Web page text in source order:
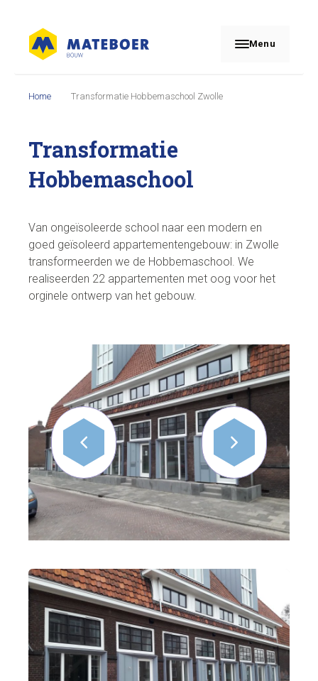
Menu
Home Transformatie Hobbemaschool Zwolle
Transformatie
Hobbemaschool
Van ongeïsoleerde school naar een modern en
goed geïsoleerd appartementengebouw: in Zwolle
transformeerden we de Hobbemaschool. We
realiseerden 22 appartementen met oog voor het
orginele ontwerp van het gebouw.